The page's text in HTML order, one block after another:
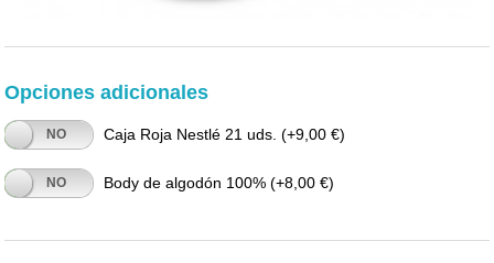
Opciones adicionales
NO Caja Roja Nestlé 21 uds. (+9,00 €)
NO Body de algodón 100% (+8,00 €)